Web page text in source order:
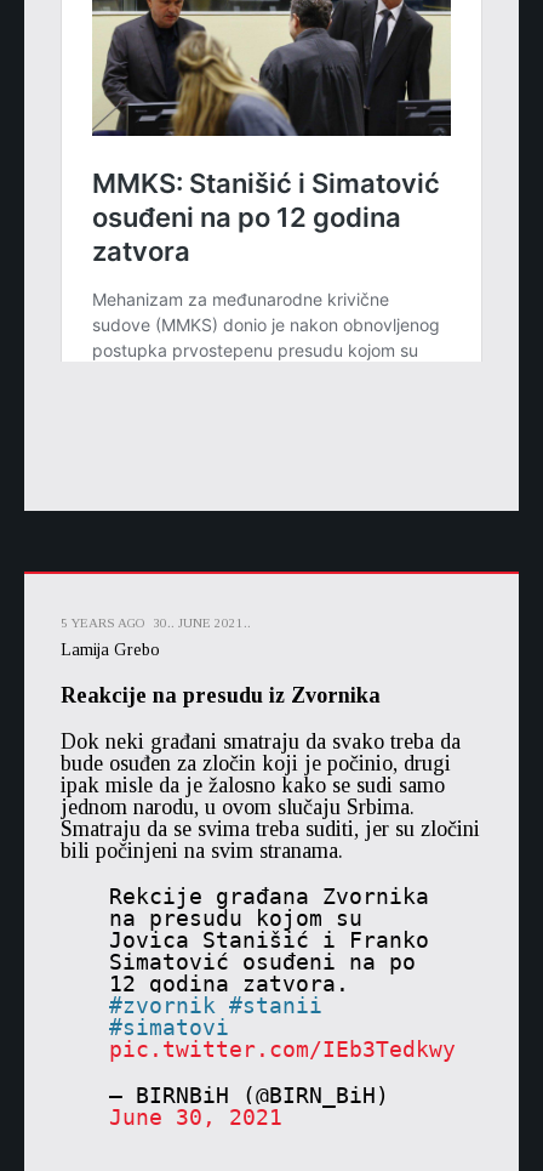
5 YEARS AGO 30.. JUNE 2021..
Lamija Grebo
Reakcije na presudu iz Zvornika
Dok neki građani smatraju da svako treba da
bude osuđen za zločin koji je počinio, drugi
ipak misle da je žalosno kako se sudi samo
jednom narodu, u ovom slučaju Srbima.
Smatraju da se svima treba suditi, jer su zločini
bili počinjeni na svim stranama.
Rekcije građana Zvornika
na presudu kojom su
Jovica Stanišić i Franko
Simatović osuđeni na po
12 godina zatvora.
zvornik
stanii
simatovi
pic.twitter.com/IEb3Tedkwy
— BIRNBiH (@BIRN_BiH)
June 30, 2021